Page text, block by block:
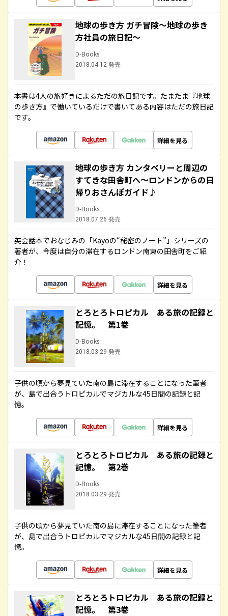
地球の歩き方 ガチ冒険～地球の歩き
方社員の旅日記～
D-Books
2018.04.12 発売
本書は4人の旅好きによるただの旅日記です。たまたま『地球
の歩き方』で働いているだけで書いてある内容はただの旅日記
です。
詳細を見る
地球の歩き方 カンタベリーと周辺の
すてきな田舎町へ～ロンドンからの日
帰りおさんぽガイド♪
D-Books
2018.07.26 発売
英会話本でおなじみの「Kayoの“秘密のノート”」シリーズの
著者が、今度は自分の滞在するロンドン南東の田舎町をご紹
介！
詳細を見る
とろとろトロピカル ある旅の記録と
記憶。 第1巻
D-Books
2018.03.29 発売
子供の頃から夢見ていた南の島に滞在することになった筆者
が、島で出合うトロピカルでマジカルな45日間の記録と記
憶。
詳細を見る
とろとろトロピカル ある旅の記録と
記憶。 第2巻
D-Books
2018.03.29 発売
子供の頃から夢見ていた南の島に滞在することになった筆者
が、島で出合うトロピカルでマジカルな45日間の記録と記
憶。
詳細を見る
とろとろトロピカル ある旅の記録と
記憶。 第3巻